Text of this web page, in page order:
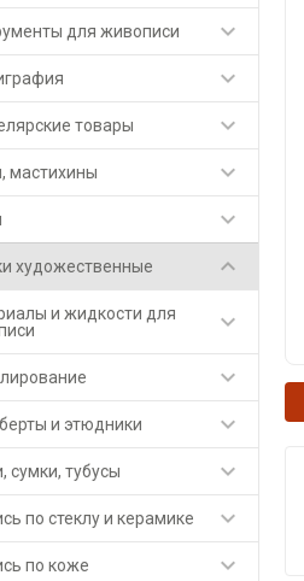
для живописи 

товары 
мастихины 

художественные 
и жидкости для


и этюдники 
сумки, тубусы 
по стеклу и керамике 
по коже 